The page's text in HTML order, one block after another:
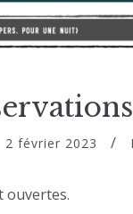
2 février 2023
ouvertes.